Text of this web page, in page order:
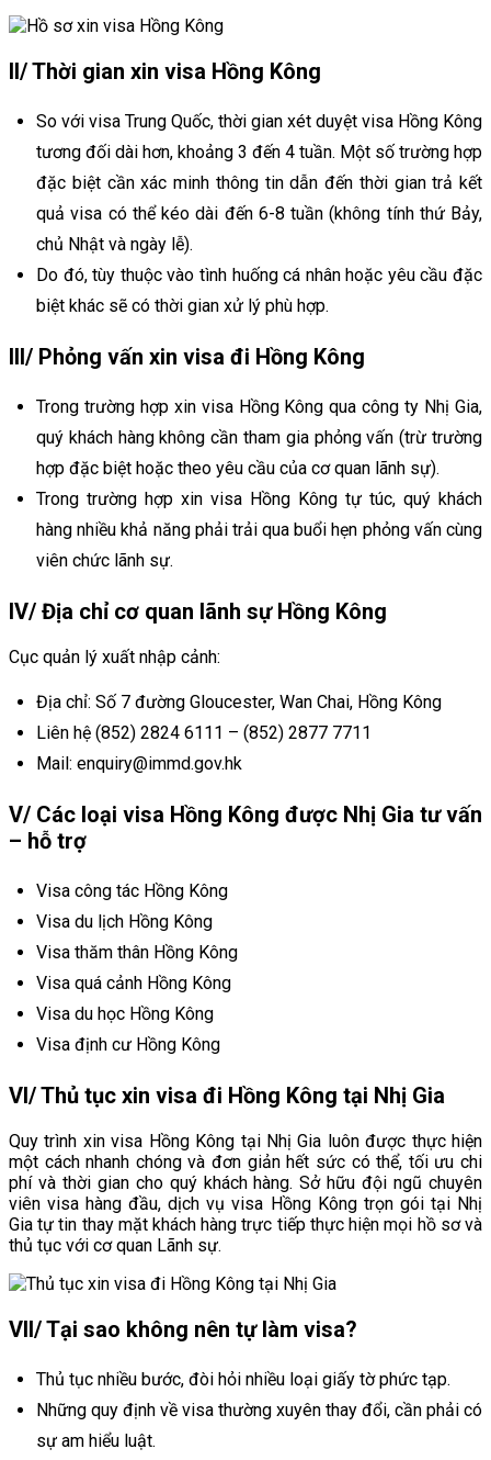
II/ Thời gian xin visa Hồng Kông
So với visa Trung Quốc, thời gian xét duyệt visa Hồng Kông
tương đối dài hơn, khoảng 3 đến 4 tuần. Một số trường hợp
đặc biệt cần xác minh thông tin dẫn đến thời gian trả kết
quả visa có thể kéo dài đến 6-8 tuần (không tính thứ Bảy,
chủ Nhật và ngày lễ).
Do đó, tùy thuộc vào tình huống cá nhân hoặc yêu cầu đặc
biệt khác sẽ có thời gian xử lý phù hợp.
III/ Phỏng vấn xin visa đi Hồng Kông
Trong trường hợp xin visa Hồng Kông qua công ty Nhị Gia,
quý khách hàng không cần tham gia phỏng vấn (trừ trường
hợp đặc biệt hoặc theo yêu cầu của cơ quan lãnh sự).
Trong trường hợp xin visa Hồng Kông tự túc, quý khách
hàng nhiều khả năng phải trải qua buổi hẹn phỏng vấn cùng
viên chức lãnh sự.
IV/ Địa chỉ cơ quan lãnh sự Hồng Kông
Cục quản lý xuất nhập cảnh:
Địa chỉ: Số 7 đường Gloucester, Wan Chai, Hồng Kông
Liên hệ (852) 2824 6111 – (852) 2877 7711
Mail: enquiry@immd.gov.hk
V/ Các loại visa Hồng Kông được Nhị Gia tư vấn
– hỗ trợ
Visa công tác Hồng Kông
Visa du lịch Hồng Kông
Visa thăm thân Hồng Kông
Visa quá cảnh Hồng Kông
Visa du học Hồng Kông
Visa định cư Hồng Kông
VI/ Thủ tục xin visa đi Hồng Kông tại Nhị Gia
Quy trình xin visa Hồng Kông tại Nhị Gia luôn được thực hiện
một cách nhanh chóng và đơn giản hết sức có thể, tối ưu chi
phí và thời gian cho quý khách hàng. Sở hữu đội ngũ chuyên
viên visa hàng đầu, dịch vụ visa Hồng Kông trọn gói tại Nhị
Gia tự tin thay mặt khách hàng trực tiếp thực hiện mọi hồ sơ và
thủ tục với cơ quan Lãnh sự.
VII/ Tại sao không nên tự làm visa?
Thủ tục nhiều bước, đòi hỏi nhiều loại giấy tờ phức tạp.
Những quy định về visa thường xuyên thay đổi, cần phải có
sự am hiểu luật.